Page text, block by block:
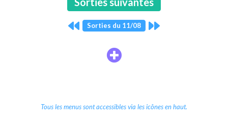
Sorties du 11/08
Tous les menus sont accessibles via les icônes en haut.